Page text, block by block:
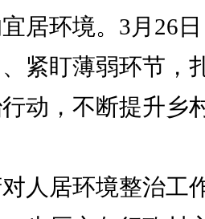
居环境。3月26
紧盯薄弱环节，
动，不断提升乡
居环境整治工